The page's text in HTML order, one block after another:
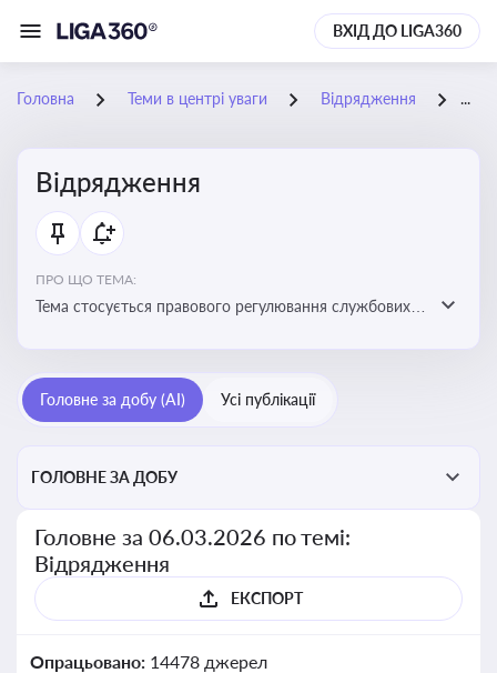
ВХІД ДО LIGA360
Головна Теми в центрі уваги Відрядження 06-
Відрядження
ПРО ЩО ТЕМА:
Тема стосується правового регулювання службових
Головне за добу (AI) Усі публікації
ГОЛОВНЕ ЗА ДОБУ
Головне за 06.03.2026 по темі:
Відрядження
ЕКСПОРТ
Опрацьовано: 14478 джерел